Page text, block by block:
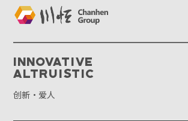
Innovative
Altruistic
创新·爱人